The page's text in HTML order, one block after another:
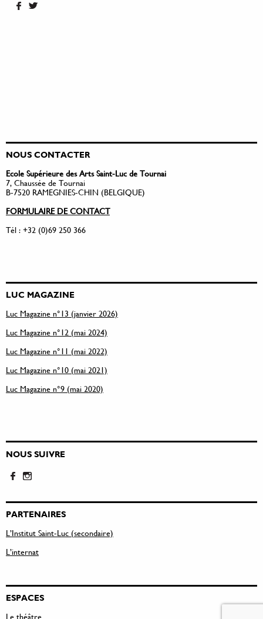
NOUS CONTACTER
Ecole Supérieure des Arts Saint-Luc de Tournai
7, Chaussée de Tournai
B-7520 RAMEGNIES-CHIN (BELGIQUE)
FORMULAIRE DE CONTACT
Tél : +32 (0)69 250 366
LUC MAGAZINE
Luc Magazine n°13 (janvier 2026)
Luc Magazine n°12 (mai 2024)
Luc Magazine n°11 (mai 2022)
Luc Magazine n°10 (mai 2021)
Luc Magazine n°9 (mai 2020)
NOUS SUIVRE
PARTENAIRES
L’Institut Saint-Luc (secondaire)
L’internat
ESPACES
Le théâtre